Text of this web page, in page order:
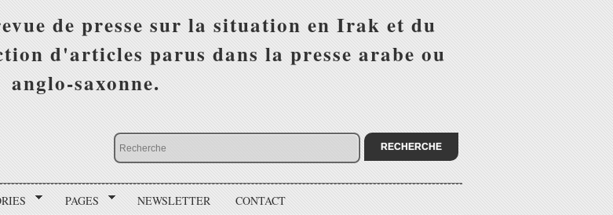
de presse sur la situation en Irak et du
d'articles parus dans la presse arabe ou
anglo-saxonne.
PAGES NEWSLETTER CONTACT